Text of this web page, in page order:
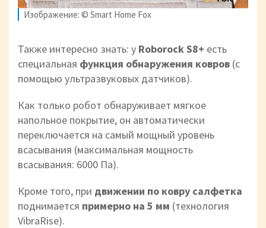
Изображение: © Smart Home Fox
Также интересно знать: у Roborock S8+ есть
специальная функция обнаружения ковров (с
помощью ультразвуковых датчиков).
Как только робот обнаруживает мягкое
напольное покрытие, он автоматически
переключается на самый мощный уровень
всасывания (максимальная мощность
всасывания: 6000 Па).
Кроме того, при движении по ковру салфетка
поднимается примерно на 5 мм (технология
VibraRise).